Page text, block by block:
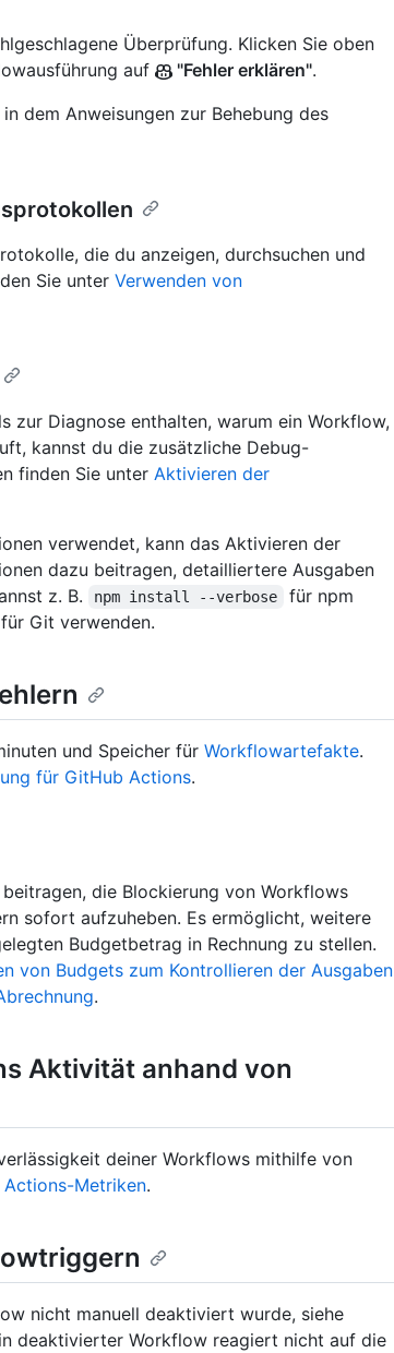
Überprüfung. Klicken Sie oben
auf
"Fehler erklären".
dem Anweisungen zur Behebung des
die du anzeigen, durchsuchen und
Sie unter Verwenden von
zur Diagnose enthalten, warum ein Workflow,
kannst du die zusätzliche Debug-
finden Sie unter Aktivieren der
verwendet, kann das Aktivieren der
dazu beitragen, detailliertere Ausgaben
z. B.
npm install --verbose
für npm
für Git verwenden.
und Speicher für Workflowartefakte.
für GitHub Actions.
die Blockierung von Workflows
sofort aufzuheben. Es ermöglicht, weitere
Budgetbetrag in Rechnung zu stellen.
von Budgets zum Kontrollieren der Ausgaben
.
Aktivität anhand von
deiner Workflows mithilfe von
Metriken.
nicht manuell deaktiviert wurde, siehe
deaktivierter Workflow reagiert nicht auf die